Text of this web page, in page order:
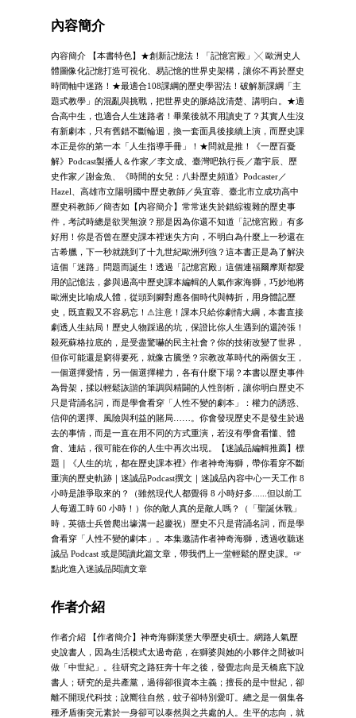
內容簡介
內容簡介 【本書特色】★創新記憶法！「記憶宮殿」╳ 歐洲史人
體圖像化記憶打造可視化、易記憶的世界史架構，讓你不再於歷史
時間軸中迷路！★最適合108課綱的歷史學習法！破解新課綱「主
題式教學」的混亂與挑戰，把世界史的脈絡說清楚、講明白。★適
合高中生，也適合人生迷路者！畢業後就不用讀史了？其實人生沒
有新劇本，只有舊錯不斷輪迴，換一套面具後接續上演，而歷史課
本正是你的第一本「人生指導手冊」！★問就是推！《一歷百憂
解》Podcast製播人＆作家／李文成、臺灣吧執行長／蕭宇辰、歷
史作家／謝金魚、《時間的女兒：八卦歷史頻道》Podcaster／
Hazel、高雄市立陽明國中歷史教師／吳宜蓉、臺北市立成功高中
歷史科教師／簡杏如【內容簡介】常常迷失於錯綜複雜的歷史事
件，考試時總是欲哭無淚？那是因為你還不知道「記憶宮殿」有多
好用！你是否曾在歷史課本裡迷失方向，不明白為什麼上一秒還在
古希臘，下一秒就跳到了十九世紀歐洲列強？這本書正是為了解決
這個「迷路」問題而誕生！透過「記憶宮殿」這個連福爾摩斯都愛
用的記憶法，參與過高中歷史課本編輯的人氣作家海獅，巧妙地將
歐洲史比喻成人體，從頭到腳對應各個時代與轉折，用身體記歷
史，既直觀又不容易忘！⚠注意！課本只給你劇情大綱，本書直接
劇透人生結局！歷史人物踩過的坑，保證比你人生遇到的還誇張！
殺死蘇格拉底的，是受盡驚嚇的民主社會？你的技術改變了世界，
但你可能還是窮得要死，就像古騰堡？宗教改革時代的兩個女王，
一個選擇愛情，另一個選擇權力，各有什麼下場？本書以歷史事件
為骨架，揉以輕鬆詼諧的筆調與精闢的人性剖析，讓你明白歷史不
只是背誦名詞，而是學會看穿「人性不變的劇本」：權力的誘惑、
信仰的選擇、風險與利益的賭局……。你會發現歷史不是發生於過
去的事情，而是一直在用不同的方式重演，若沒有學會看懂、體
會、連結，很可能在你的人生中再次出現。【迷誠品編輯推薦】標
題｜《人生的坑，都在歷史課本裡》作者神奇海獅，帶你看穿不斷
重演的歷史軌跡｜迷誠品Podcast撰文｜迷誠品內容中心一天工作 8
小時是誰爭取來的？（雖然現代人都覺得 8 小時好多......但以前工
人每週工時 60 小時！）你的敵人真的是敵人嗎？（「聖誕休戰」
時，英德士兵曾爬出壕溝一起慶祝）歷史不只是背誦名詞，而是學
會看穿「人性不變的劇本」。本集邀請作者神奇海獅，透過收聽迷
誠品 Podcast 或是閱讀此篇文章，帶我們上一堂輕鬆的歷史課。☞
點此進入迷誠品閱讀文章
作者介紹
作者介紹 【作者簡介】神奇海獅漢堡大學歷史碩士。網路人氣歷
史說書人，因為生活模式太過奇葩，在獅婆與她的小夥伴之間被叫
做「中世紀」。往研究之路狂奔十年之後，發覺志向是天橋底下說
書人；研究的是共產黨，過得卻很資本主義；擅長的是中世紀，卻
離不開現代科技；說嚮往自然，蚊子卻特別愛叮。總之是一個集各
種矛盾衝突元素於一身卻可以泰然與之共處的人。生平的志向，就